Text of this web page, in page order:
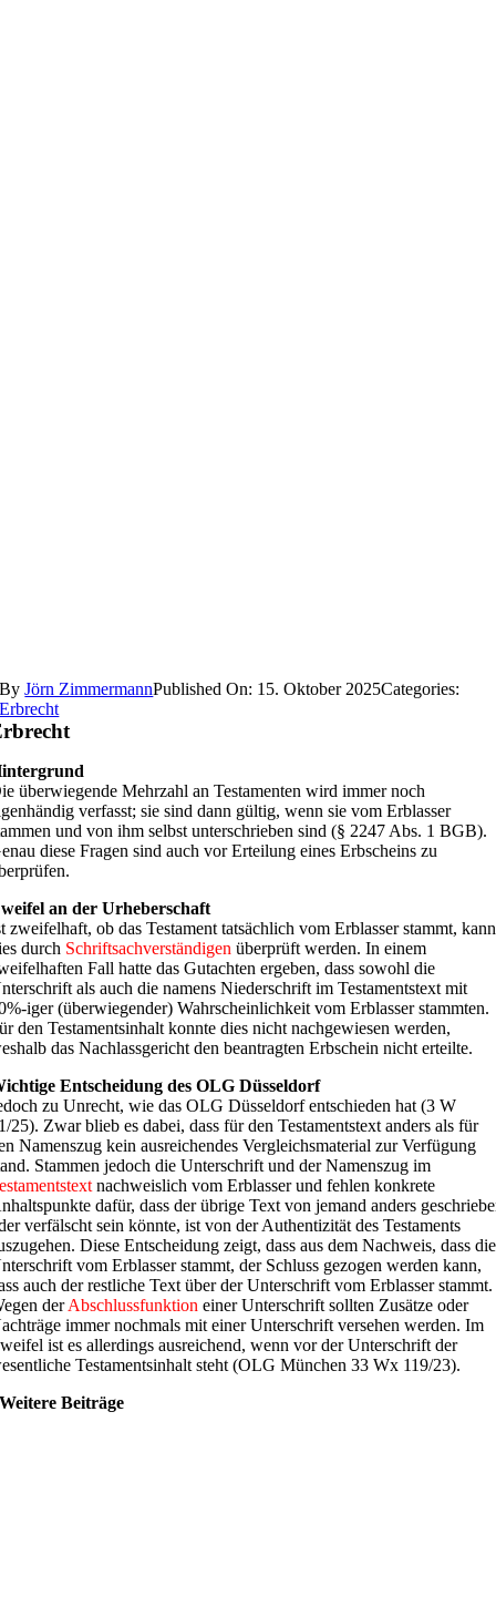
ByJörn ZimmermannPublished On: 15. Oktober 2025Categories:
Erbrecht
überwiegende Mehrzahl an Testamenten wird immer noch
verfasst; sie sind dann gültig, wenn sie vom Erblasser
und von ihm selbst unterschrieben sind (§ 2247 Abs. 1 BGB).
diese Fragen sind auch vor Erteilung eines Erbscheins zu
an der Urheberschaft
zweifelhaft, ob das Testament tatsächlich vom Erblasser stammt, kann
durch Schriftsachverständigen überprüft werden. In einem
Fall hatte das Gutachten ergeben, dass sowohl die
als auch die namens Niederschrift im Testamentstext mit
iger (überwiegender) Wahrscheinlichkeit vom Erblasser stammten.
den Testamentsinhalt konnte dies nicht nachgewiesen werden,
das Nachlassgericht den beantragten Erbschein nicht erteilte.
Entscheidung des OLG Düsseldorf
zu Unrecht, wie das OLG Düsseldorf entschieden hat (3 W
25). Zwar blieb es dabei, dass für den Testamentstext anders als für
Namenszug kein ausreichendes Vergleichsmaterial zur Verfügung
Stammen jedoch die Unterschrift und der Namenszug im
nachweislich vom Erblasser und fehlen konkrete
dafür, dass der übrige Text von jemand anders
verfälscht sein könnte, ist von der Authentizität des Testaments
Diese Entscheidung zeigt, dass aus dem Nachweis, dass die
vom Erblasser stammt, der Schluss gezogen werden kann,
auch der restliche Text über der Unterschrift vom Erblasser stammt.
derAbschlussfunktion einer Unterschrift sollten Zusätze oder
immer nochmals mit einer Unterschrift versehen werden. Im
ist es allerdings ausreichend, wenn vor der Unterschrift der
Testamentsinhalt steht (OLG München 33 Wx 119/23).
Weitere Beiträge